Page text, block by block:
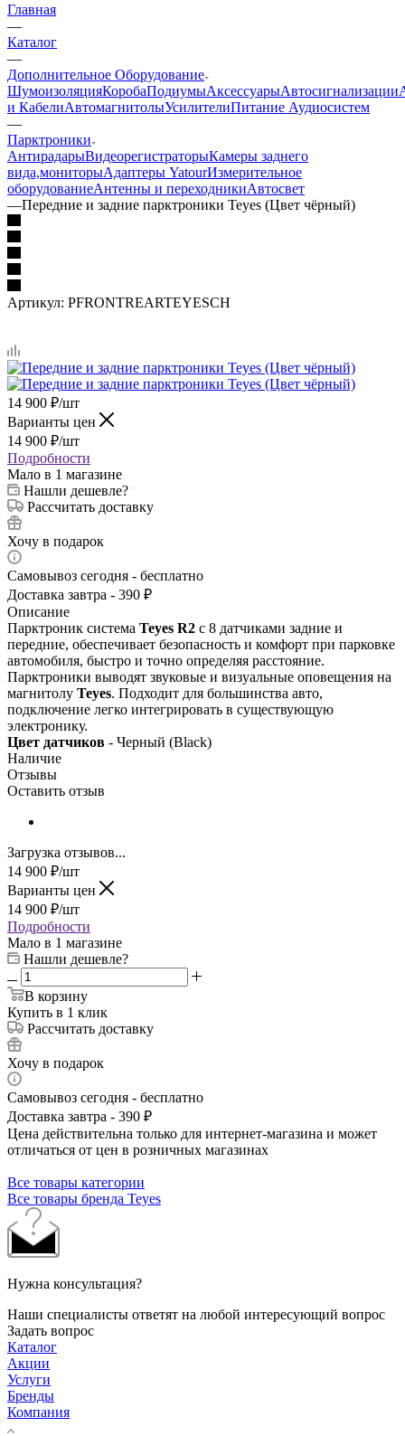
Главная
—
Каталог
—
Дополнительное Оборудование
ШумоизоляцияКоробаПодиумыАксессуарыАвтосигнализации
и КабелиАвтомагнитолыУсилителиПитание Аудиосистем
—
Парктроники
АнтирадарыВидеорегистраторыКамеры заднего
вида,мониторыАдаптеры YatourИзмерительное
оборудованиеАнтенны и переходникиАвтосвет
—Передние и задние парктроники Teyes (Цвет чёрный)
Артикул: PFRONTREARTEYESCH
14 900 ₽/шт
Варианты цен
14 900 ₽/шт
Подробности
Мало в 1 магазине
Нашли дешевле?
Рассчитать доставку
Хочу в подарок
Самовывоз сегодня - бесплатно
Доставка завтра - 390 ₽
Описание
Парктроник система Teyes R2 с 8 датчиками задние и
передние, обеспечивает безопасность и комфорт при парковке
автомобиля, быстро и точно определяя расстояние.
Парктроники выводят звуковые и визуальные оповещения на
магнитолу Teyes. Подходит для большинства авто,
подключение легко интегрировать в существующую
электронику.
Цвет датчиков - Черный (Black)
Наличие
Отзывы
Оставить отзыв
Загрузка отзывов...
14 900 ₽/шт
Варианты цен
14 900 ₽/шт
Подробности
Мало в 1 магазине
Нашли дешевле?
В корзину
Купить в 1 клик
Рассчитать доставку
Хочу в подарок
Самовывоз сегодня - бесплатно
Доставка завтра - 390 ₽
Цена действительна только для интернет-магазина и может
отличаться от цен в розничных магазинах
Все товары категории
Все товары бренда Teyes
Нужна консультация?
Наши специалисты ответят на любой интересующий вопрос
Задать вопрос
Каталог
Акции
Услуги
Бренды
Компания